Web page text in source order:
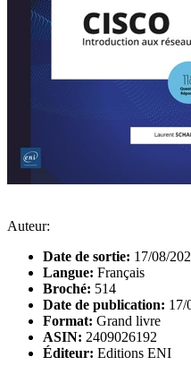
Auteur:
Date de sortie: 17/08/
Langue: Français
Broché: 514
Date de publication: 17/
Format: Grand livre
ASIN: 2409026192
Éditeur: Editions ENI